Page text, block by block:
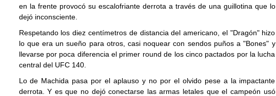
en la frente provocó su escalofriante derrota a través de una guillotina que lo
dejó inconsciente.
Respetando los diez centímetros de distancia del americano, el "Dragón" hizo
lo que era un sueño para otros, casi noquear con sendos puños a "Bones" y
llevarse por poca diferencia el primer round de los cinco pactados por la lucha
central del UFC 140.
Lo de Machida pasa por el aplauso y no por el olvido pese a la impactante
derrota. Y es que no dejó conectarse las armas letales que el campeón usó